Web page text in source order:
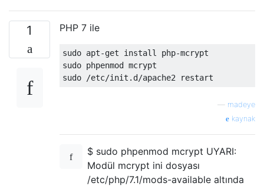
1 PHP 7 ile
sudo apt-get install php-mcrypt
sudo phpenmod mcrypt
madeye
kaynak
$ sudo phpenmod mcrypt UYARI:
Modül mcrypt ini dosyası
/etc/php/7.1/mods-available altında